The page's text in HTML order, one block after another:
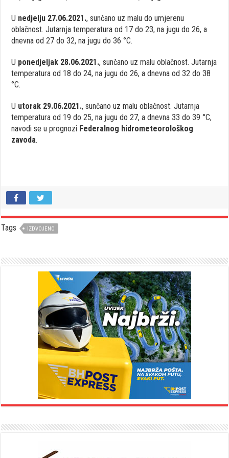
U nedjelju 27.06.2021., sunčano uz malu do umjerenu
oblačnost. Jutarnja temperatura od 17 do 23, na jugu do 26, a
dnevna od 27 do 32, na jugu do 36 °C.
U ponedjeljak 28.06.2021., sunčano uz malu oblačnost. Jutarnja
temperatura od 18 do 24, na jugu do 26, a dnevna od 32 do 38
°C.
U utorak 29.06.2021., sunčano uz malu oblačnost. Jutarnja
temperatura od 19 do 25, na jugu do 27, a dnevna 33 do 39 °C,
navodi se u prognozi Federalnog hidrometeorološkog
zavoda.
Tags IZDVOJENO